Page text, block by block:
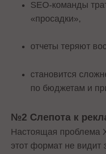
SEO-команды
«просадки»,
отчеты теряют
становится
по бюджетам и
№2 Слепота к
Настоящая проблема
этот формат не видит